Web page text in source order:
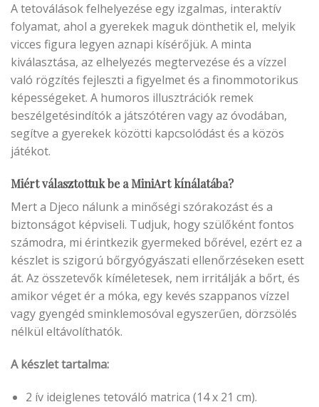
A tetoválások felhelyezése egy izgalmas, interaktív
folyamat, ahol a gyerekek maguk dönthetik el, melyik
vicces figura legyen aznapi kísérőjük. A minta
kiválasztása, az elhelyezés megtervezése és a vízzel
való rögzítés fejleszti a figyelmet és a finommotorikus
képességeket. A humoros illusztrációk remek
beszélgetésindítók a játszótéren vagy az óvodában,
segítve a gyerekek közötti kapcsolódást és a közös
játékot.
Miért választottuk be a MiniArt kínálatába?
Mert a Djeco nálunk a minőségi szórakozást és a
biztonságot képviseli. Tudjuk, hogy szülőként fontos
számodra, mi érintkezik gyermeked bőrével, ezért ez a
készlet is szigorú bőrgyógyászati ellenőrzéseken esett
át. Az összetevők kíméletesek, nem irritálják a bőrt, és
amikor véget ér a móka, egy kevés szappanos vízzel
vagy gyengéd sminklemosóval egyszerűen, dörzsölés
nélkül eltávolíthatók.
A készlet tartalma:
2 ív ideiglenes tetováló matrica (14 x 21 cm).